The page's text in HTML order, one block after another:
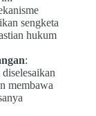
sengketa
hukum
:
membawa